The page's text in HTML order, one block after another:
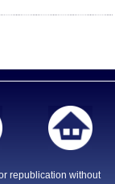
republication without